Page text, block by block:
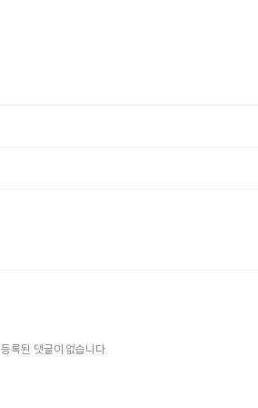
등록된 댓글이 없습니다.